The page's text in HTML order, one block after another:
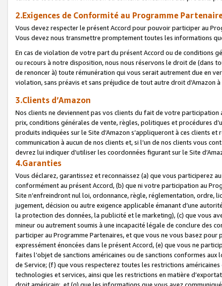
2.Exigences de Conformité au Programme
Vous devez respecter le présent Accord pour pouvoir participer au
Vous devez nous transmettre promptement toutes les informations
En cas de violation de votre part du présent Accord ou de conditions
ou recours à notre disposition, nous nous réservons le droit de (dans
de renoncer à) toute rémunération qui vous serait autrement due en
violation, sans préavis et sans préjudice de tout autre droit
3.Clients d’Amazon
Nos clients ne deviennent pas vos clients du fait de votre
prix, conditions générales de vente, règles, politiques et procédures
produits indiquées sur le Site d’Amazon s’appliqueront à ces clients
communication à aucun de nos clients et, si l’un de nos clients vous
devrez lui indiquer d’utiliser les coordonnées figurant sur le Site
4.Garanties
Vous déclarez, garantissez et reconnaissez (a) que vous participerez
conformément au présent Accord, (b) que ni votre participation au
Site n’enfreindront nul loi, ordonnance, règle, réglementation, ordre,
jugement, décision ou autre exigence applicable émanant d’une
la protection des données, la publicité et le marketing), (c) que vous
mineur ou autrement soumis à une incapacité légale de conclure des
participer au Programme Partenaires, et que vous ne vous basez
expressément énoncées dans le présent Accord, (e) que vous ne
faites l’objet de sanctions américaines ou de sanctions conformes
de Service; (f) que vous respecterez toutes les restrictions
technologies et services, ainsi que les restrictions en matière